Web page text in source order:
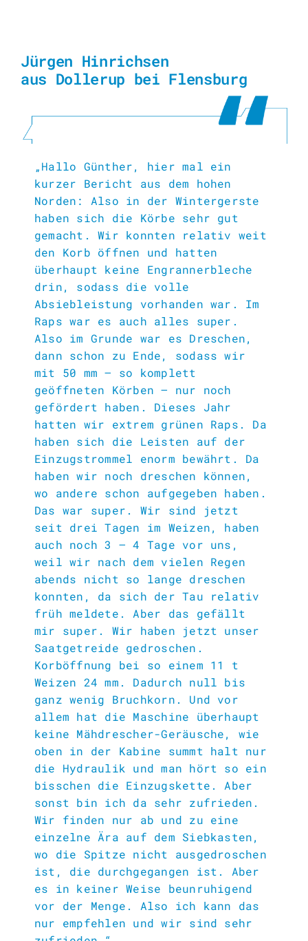
Jürgen Hinrichsen
aus Dollerup bei Flensburg
„Hallo Günther, hier mal ein
kurzer Bericht aus dem hohen
Norden: Also in der Wintergerste
haben sich die Körbe sehr gut
gemacht. Wir konnten relativ weit
den Korb öffnen und hatten
überhaupt keine Engrannerbleche
drin, sodass die volle
Absiebleistung vorhanden war. Im
Raps war es auch alles super.
Also im Grunde war es Dreschen,
dann schon zu Ende, sodass wir
mit 50 mm – so komplett
geöffneten Körben – nur noch
gefördert haben. Dieses Jahr
hatten wir extrem grünen Raps. Da
haben sich die Leisten auf der
Einzugstrommel enorm bewährt. Da
haben wir noch dreschen können,
wo andere schon aufgegeben haben.
Das war super. Wir sind jetzt
seit drei Tagen im Weizen, haben
auch noch 3 – 4 Tage vor uns,
weil wir nach dem vielen Regen
abends nicht so lange dreschen
konnten, da sich der Tau relativ
früh meldete. Aber das gefällt
mir super. Wir haben jetzt unser
Saatgetreide gedroschen.
Korböffnung bei so einem 11 t
Weizen 24 mm. Dadurch null bis
ganz wenig Bruchkorn. Und vor
allem hat die Maschine überhaupt
keine Mähdrescher-Geräusche, wie
oben in der Kabine summt halt nur
die Hydraulik und man hört so ein
bisschen die Einzugskette. Aber
sonst bin ich da sehr zufrieden.
Wir finden nur ab und zu eine
einzelne Ära auf dem Siebkasten,
wo die Spitze nicht ausgedroschen
ist, die durchgegangen ist. Aber
es in keiner Weise beunruhigend
vor der Menge. Also ich kann das
nur empfehlen und wir sind sehr